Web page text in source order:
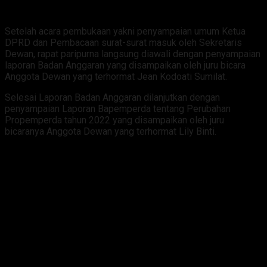
Setelah acara pembukaan yakni penyampaian umum Ketua
DPRD dan Pembacaan surat-surat masuk oleh Sekretaris
Dewan, rapat paripurna langsung diawali dengan penyampaian
laporan Badan Anggaran yang disampaikan oleh juru bicara
Anggota Dewan yang terhormat Jean Kodoati Sumilat.
Selesai Laporan Badan Anggaran dilanjutkan dengan
penyampaian Laporan Bapemperda tentang Perubahan
Propemperda tahun 2022 yang disampaikan oleh juru
bicaranya Anggota Dewan yang terhormat Lily Binti.